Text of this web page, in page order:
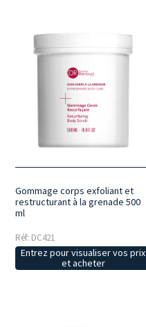
Gommage corps exfoliant et
restructurant à la grenade 500
ml
Réf: DC421
Entrez pour visualiser vos prix
et acheter